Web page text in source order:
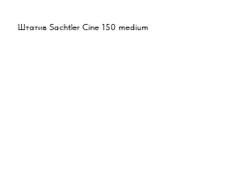
Штатив Sachtler Cine 150 medium